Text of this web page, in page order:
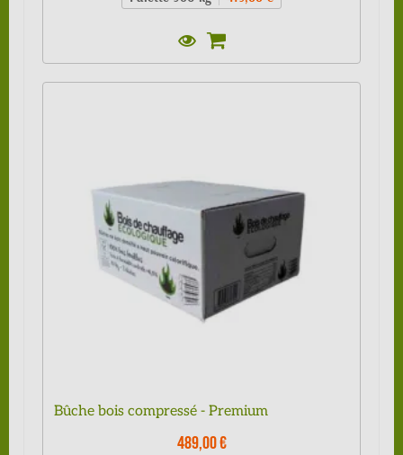
Bûche bois compressé - Premium
489,00 €